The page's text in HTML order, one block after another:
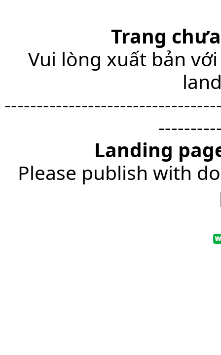
Trang
Vui lòng xuất bản
Landing
Please publish with